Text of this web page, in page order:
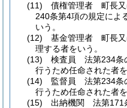
(11)
債権管理者 町長又
240条第4項の規定によ
いう。
(12)
基金管理者 町長又
理する者をいう。
(13)
検査員 法第234条
行うため任命された者を
(14)
監督員 法第234条
行うため任命された者を
(15)
出納機関 法第171